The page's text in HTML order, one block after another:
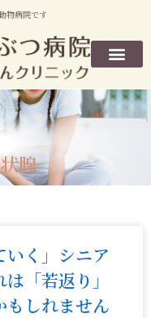
物病院です
腺
いく」シニア
「若返り」
もしれません